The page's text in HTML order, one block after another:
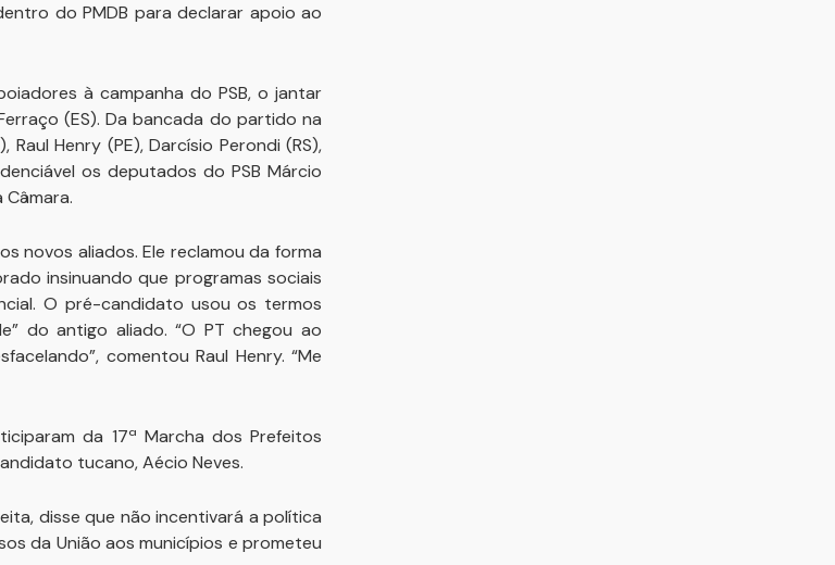
do PMDB para declarar apoio ao
à campanha do PSB, o jantar
(ES). Da bancada do partido na
Henry (PE), Darcísio Perondi (RS),
os deputados do PSB Márcio
novos aliados. Ele reclamou da forma
insinuando que programas sociais
O pré-candidato usou os termos
do antigo aliado. “O PT chegou ao
comentou Raul Henry. “Me
da 17ª Marcha dos Prefeitos
tucano, Aécio Neves.
disse que não incentivará a política
da União aos municípios e prometeu